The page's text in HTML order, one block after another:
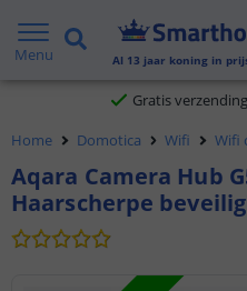
Menu Al 13 jaar koning in
2
Gratis
Voor 23:45 uur
Home Domotica Wifi Wifi
Aqara Camera Hub
Haarscherpe